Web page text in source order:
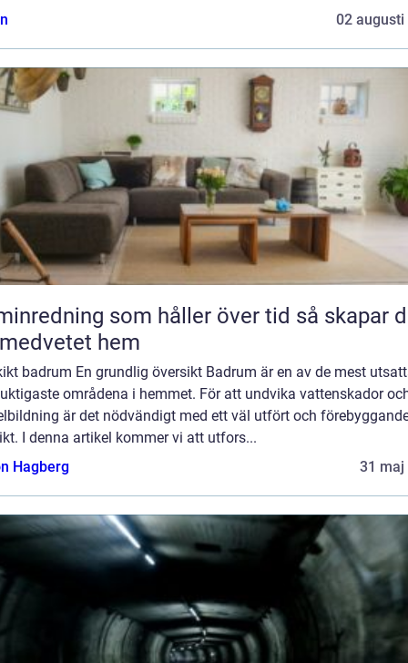
02 augusti
som håller över tid så skapar du
hem
badrum En grundlig översikt Badrum är en av de mest
områdena i hemmet. För att undvika vattenskador
är det nödvändigt med ett väl utfört och
I denna artikel kommer vi att utfors...
Hagberg
31 maj